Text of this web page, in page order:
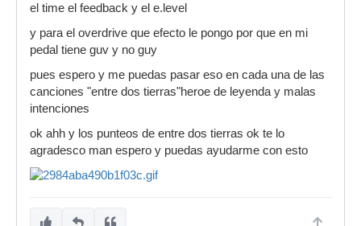
el time el feedback y el e.level
y para el overdrive que efecto le pongo por que en mi
pedal tiene guv y no guy
pues espero y me puedas pasar eso en cada una de las
canciones "entre dos tierras"heroe de leyenda y malas
intenciones
ok ahh y los punteos de entre dos tierras ok te lo
agradesco man espero y puedas ayudarme con esto